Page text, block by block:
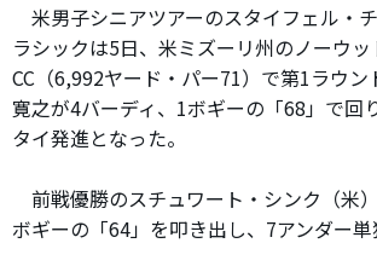
米男子シニアツアーのスタイフェル・
ラシックは5日、米ミズーリ州のノーウ
CC（6,992ヤード・パー71）で第1ラウン
寛之が4バーディ、1ボギーの「68」で回
タイ発進となった。
前戦優勝のスチュワート・シンク（米
ボギーの「64」を叩き出し、7アンダー単